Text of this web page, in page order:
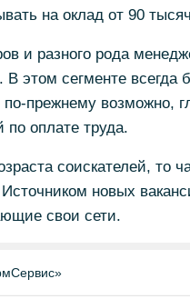
на оклад от 90
и разного рода
этом сегменте всегда
по-прежнему возможно,
по оплате труда.
соискателей, то
Источником новых
свои сети.